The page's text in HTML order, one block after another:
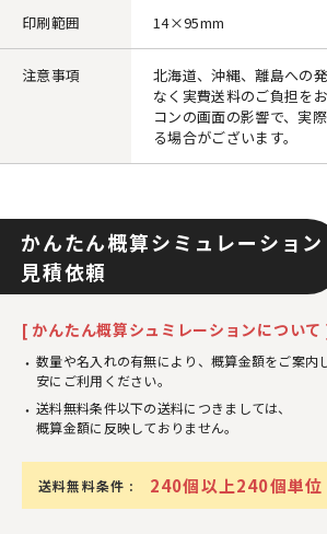
印刷範囲 14×95mm
注意事項
北海道、沖縄、離島への
なく実費送料のご負担を
コンの画面の影響で、実
る場合がございます。
かんたん概算シミュレーション
見積依頼
[ かんたん概算シュミレーションについて
数量や名入れの有無により、概算金額をご案内
安にご利用ください。
送料無料条件以下の送料につきましては、
概算金額に反映しておりません。
送料無料条件 : 240個以上240個単位